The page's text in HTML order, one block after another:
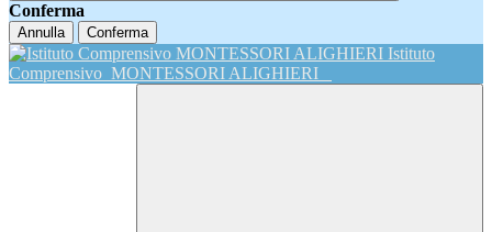
Conferma
Annulla Conferma
Istituto
Comprensivo MONTESSORI ALIGHIERI